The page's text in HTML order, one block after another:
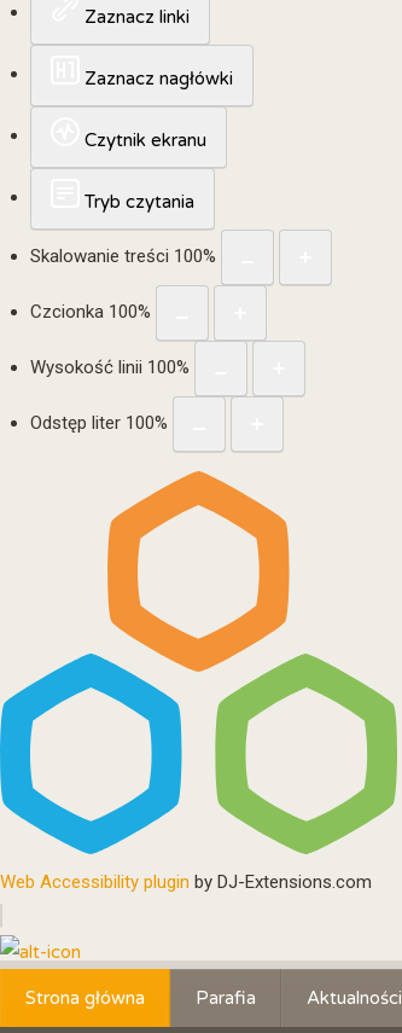
Zaznacz linki
Zaznacz nagłówki
Czytnik ekranu
Tryb czytania
Skalowanie treści 100%
Czcionka 100%
Wysokość linii 100%
Odstęp liter 100%
Web Accessibility plugin by DJ-Extensions.com
Strona główna Parafia Aktualności